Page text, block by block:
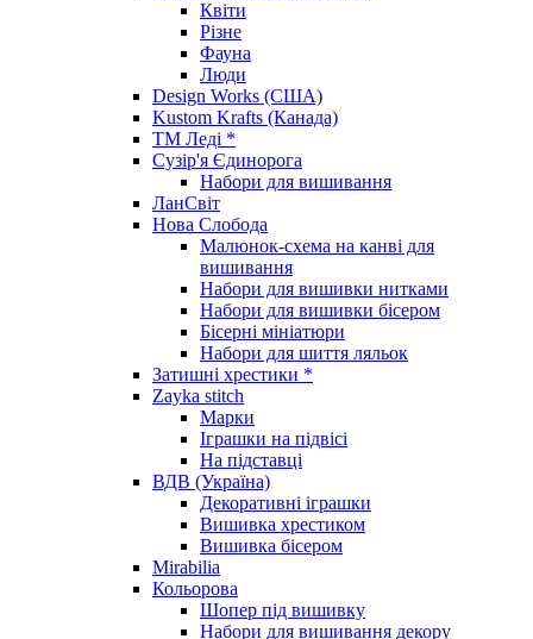
Квіти
Різне
Фауна
Люди
Design Works (США)
Kustom Krafts (Канада)
ТМ Леді *
Сузір'я Єдинорога
Набори для вишивання
ЛанСвіт
Нова Слобода
Малюнок-схема на канві для
вишивання
Набори для вишивки нитками
Набори для вишивки бісером
Бісерні мініатюри
Набори для шиття ляльок
Затишні хрестики *
Zayka stitch
Марки
Іграшки на підвісі
На підставці
ВДВ (Україна)
Декоративні іграшки
Вишивка хрестиком
Вишивка бісером
Mirabilia
Кольорова
Шопер під вишивку
Набори для вишивання декору